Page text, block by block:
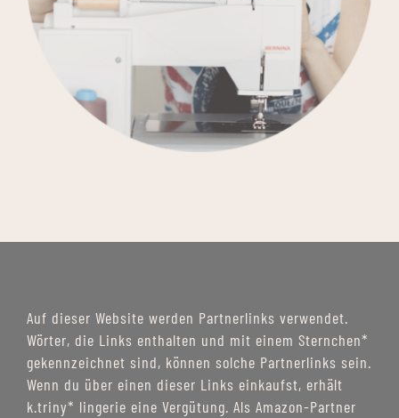
Auf dieser Website werden Partnerlinks verwendet.
Wörter, die Links enthalten und mit einem Sternchen*
gekennzeichnet sind, können solche Partnerlinks sein.
Wenn du über einen dieser Links einkaufst, erhält
k.triny* lingerie eine Vergütung. Als Amazon-Partner